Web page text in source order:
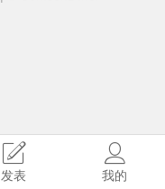
发表 我的